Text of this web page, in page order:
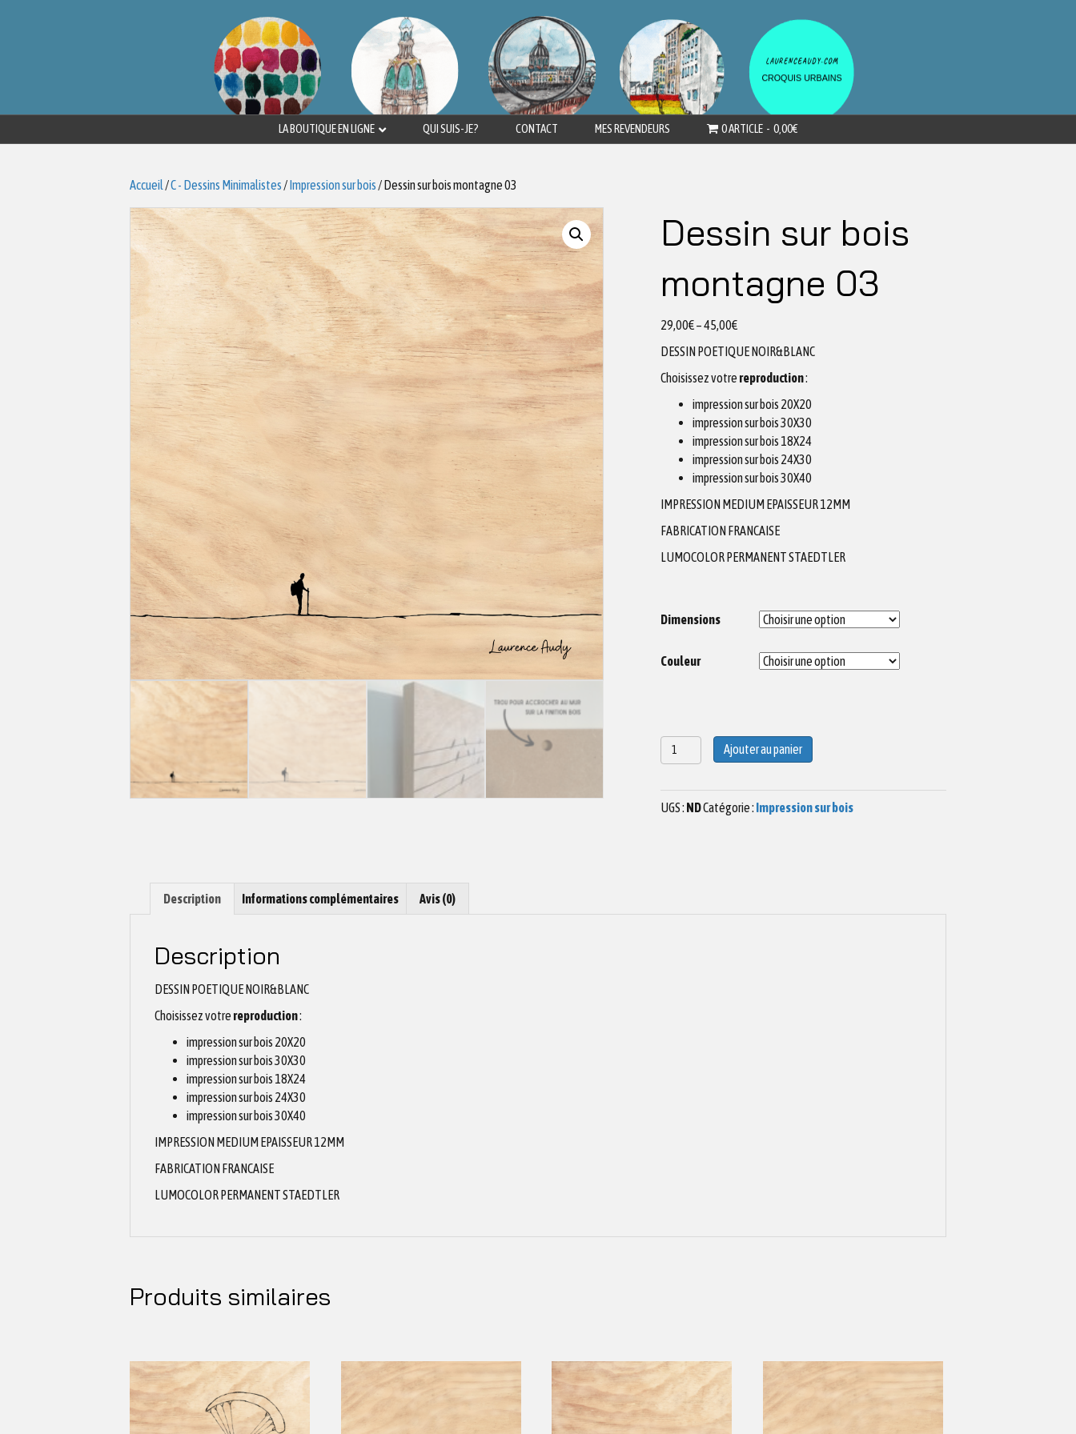
LA BOUTIQUE EN LIGNE QUI SUIS-JE? CONTACT MES REVENDEURS 0 ARTICLE 0,00€
Accueil /C - Dessins Minimalistes /Impression sur bois / Dessin sur bois montagne 03
Dessin sur bois
montagne 03
29,00€–45,00€
DESSIN POETIQUE NOIR&BLANC
Choisissez votre reproduction:
impression sur bois 20X20
impression sur bois 30X30
impression sur bois 18X24
impression sur bois 24X30
impression sur bois 30X40
IMPRESSION MEDIUM EPAISSEUR 12MM
FABRICATION FRANCAISE
LUMOCOLOR PERMANENT STAEDTLER
Dimensions
Couleur
quantité
de
Ajouter au panier
UGS : NDCatégorie : Impression sur bois
Description Informations complémentaires Avis (0)
Description
DESSIN POETIQUE NOIR&BLANC
Choisissez votre reproduction:
impression sur bois 20X20
impression sur bois 30X30
impression sur bois 18X24
impression sur bois 24X30
impression sur bois 30X40
IMPRESSION MEDIUM EPAISSEUR 12MM
FABRICATION FRANCAISE
LUMOCOLOR PERMANENT STAEDTLER
Produits similaires